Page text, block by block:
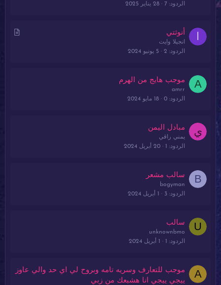
الردود 7 28 يناير 2025
ا أنوثتي
انجيلا وايت
الردود
2 5 يونيو 2024
A موجب هايج من الهرم
amrr
الردود 0 18 مايو 2024
ي مبادل اليمن
يمني راقي
الردود
1 20 أبريل 2024
B سالب مشعر
bogyman
الردود 3 1 أبريل 2024
U سالب
unknownbmo
الردود
1 1 أبريل 2024
A
موجب للتعارف وسريه تامه وبروح لي اي حد والي عاوز
ييجي ييجي انا هشبعك من زبي